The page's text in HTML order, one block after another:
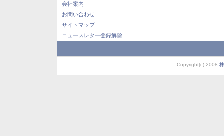
会社案内
お問い合わせ
サイトマップ
ニュースレター登録解除
Copyright(c) 2008